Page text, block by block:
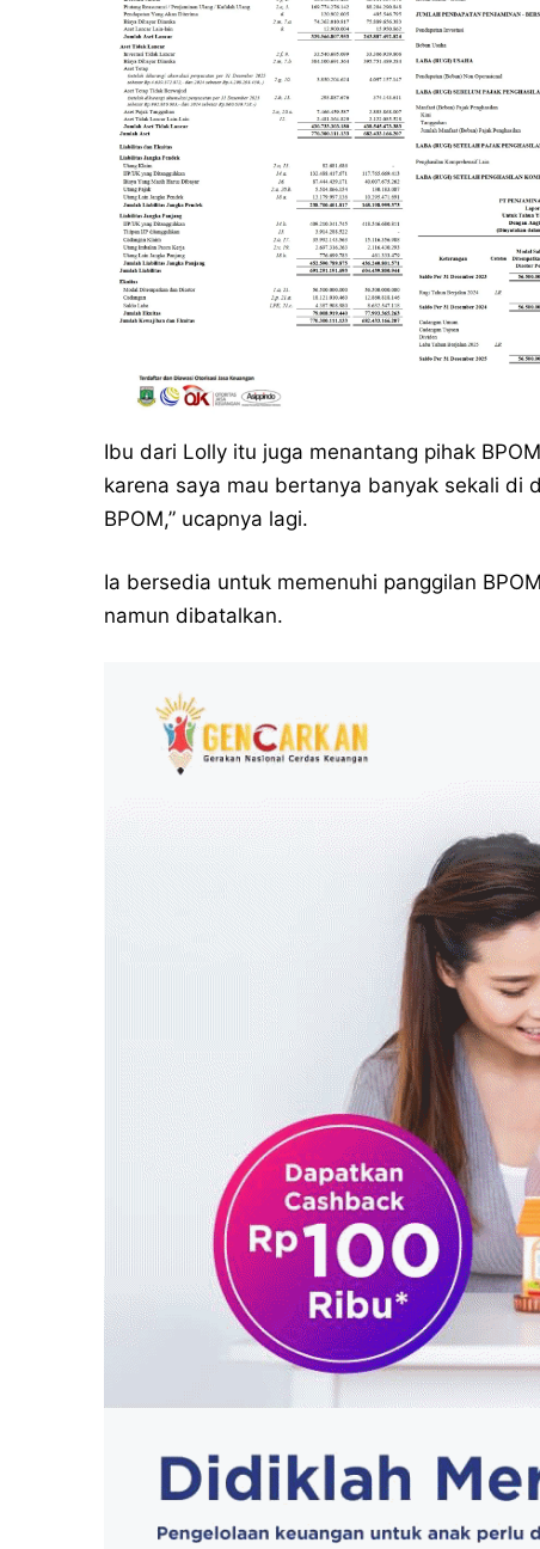
Ibu dari Lolly itu juga menantang pihak
karena saya mau bertanya banyak sekali di
BPOM,” ucapnya lagi.
Ia bersedia untuk memenuhi panggilan
namun dibatalkan.